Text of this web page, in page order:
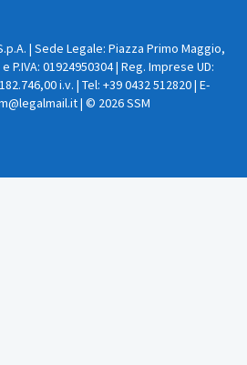
| Sede Legale: Piazza Primo Maggio,
P.IVA: 01924950304 | Reg. Imprese UD:
i.v. | Tel: +39 0432 512820 | E-
| © 2026 SSM